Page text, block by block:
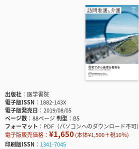
出版社
医学書院
電子版ISSN
1882-143X
電子版発売日
2019/08/05
ページ数
88ページ判型
B5
フォーマット
PDF（パソコンへのダウンロード不可）
電子版販売価格： ¥1,650(本体¥1,500＋税10％)
印刷版ISSN
1341-7045